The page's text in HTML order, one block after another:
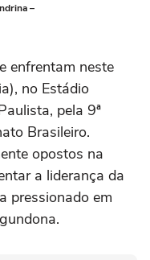
–
enfrentam neste
no Estádio
pela 9ª
Brasileiro.
opostos na
a liderança da
pressionado em